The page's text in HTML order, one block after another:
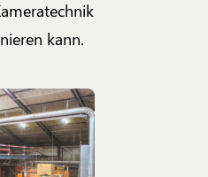
kann.